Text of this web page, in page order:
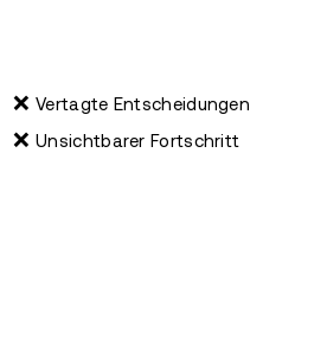
❌Vertagte Entscheidungen
❌Unsichtbarer Fortschritt